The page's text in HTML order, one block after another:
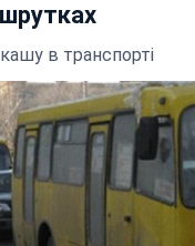
в транспорті